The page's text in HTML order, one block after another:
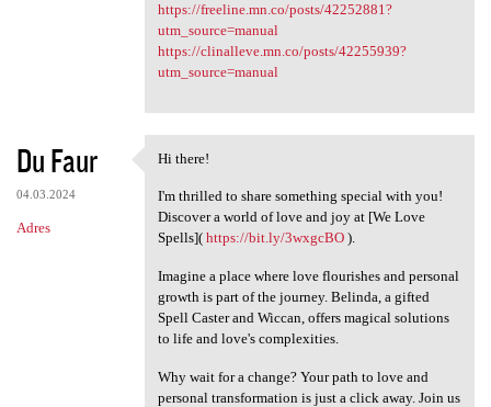
https://freeline.mn.co/posts/42252881?
utm_source=manual
https://clinalleve.mn.co/posts/42255939?
utm_source=manual
Du Faur
04.03.2024
Adres
Hi there!
Hi there!
I'm thrilled to share something special with you!
Discover a world of love and joy at [We Love
Spells]( https://bit.ly/3wxgcBO).
Imagine a place where love flourishes and personal
growth is part of the journey. Belinda, a gifted
Spell Caster and Wiccan, offers magical solutions
to life and love's complexities.
Why wait for a change? Your path to love and
personal transformation is just a click away. Join us